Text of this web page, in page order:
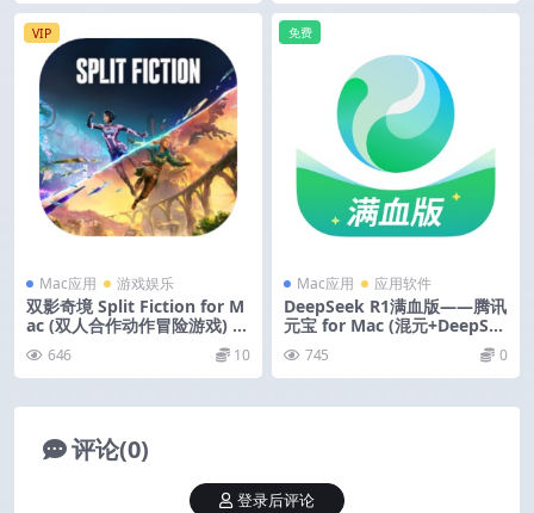
VIP
Mac应用 游戏娱乐
双影奇境 Split Fiction for M
ac (双人合作动作冒险游戏) v
646 10
Mac应用 应用软件
DeepSeek R1满血版——腾讯
元宝 for Mac (混元+DeepSee
免费
745 0
评论(0)
登录后评论